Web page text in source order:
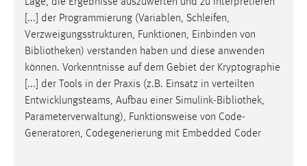
[...] der Programmierung (Variablen, Schleifen,
Verzweigungsstrukturen, Funktionen, Einbinden von
Bibliotheken) verstanden haben und diese anwenden
können. Vorkenntnisse auf dem Gebiet der Kryptographie
[...] der Tools in der Praxis (z.B. Einsatz in verteilten
Entwicklungsteams, Aufbau einer Simulink-Bibliothek,
Parameterverwaltung), Funktionsweise von Code-
Generatoren, Codegenerierung mit Embedded Coder